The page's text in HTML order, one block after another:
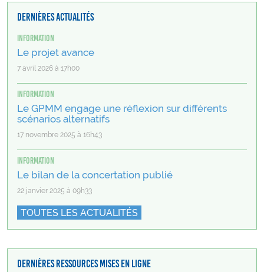
Dernières actualités
Information
Le projet avance
7 avril 2026 à 17h00
Information
Le GPMM engage une réflexion sur différents
scénarios alternatifs
17 novembre 2025 à 16h43
Information
Le bilan de la concertation publié
22 janvier 2025 à 09h33
TOUTES LES ACTUALITÉS
Dernières ressources mises en ligne